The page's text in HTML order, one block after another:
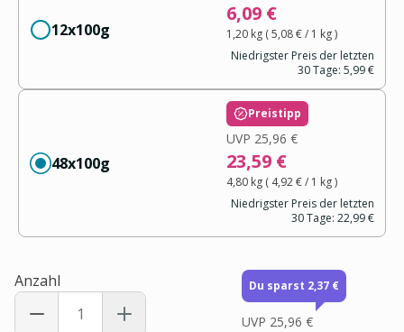
12x100g
6,09 €
1,20 kg(5,08 €/ 1 kg)
Niedrigster Preis der letzten
30 Tage: 5,99 €
48x100g
Preistipp
UVP 25,96 €
23,59 €
4,80 kg( 4,92 €/ 1 kg)
Niedrigster Preis der letzten
30 Tage: 22,99 €
Anzahl Du sparst 2,37 €
UVP 25,96 €